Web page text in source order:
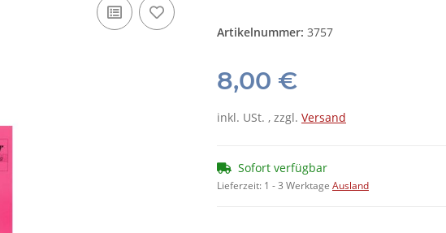
Artikelnummer: 3757
8,00 €
inkl. USt. , zzgl. Versand
Sofort verfügbar
Lieferzeit: 1 - 3 Werktage Ausland